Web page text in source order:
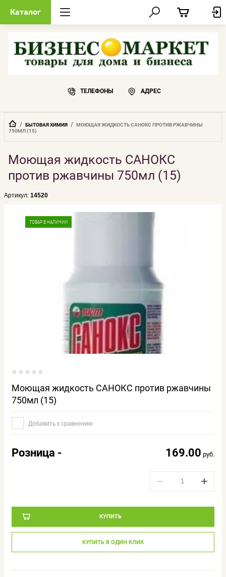
Каталог
ТЕЛЕФОНЫ АДРЕС
  /
БЫТОВАЯ ХИМИЯ
  /
МОЮЩАЯ ЖИДКОСТЬ САНОКС ПРОТИВ РЖАВЧИНЫ
750МЛ (15)
Моющая жидкость САНОКС
против ржавчины 750мл (15)
Артикул: 14520
ТОВАР В НАЛИЧИИ
Моющая жидкость САНОКС против ржавчины
750мл (15)
Добавить к сравнению
Розница - 169.00 руб.
− +
КУПИТЬ
КУПИТЬ В ОДИН КЛИК